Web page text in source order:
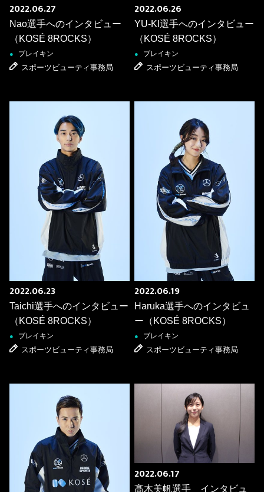
2022.06.27
Nao選手へのインタビュー
（KOSÉ 8ROCKS）
● ブレイキン
スポーツビューティ事務局
2022.06.26
YU-KI選手へのインタビュー
（KOSÉ 8ROCKS）
● ブレイキン
スポーツビューティ事務局
2022.06.23
Taichi選手へのインタビュー
（KOSÉ 8ROCKS）
● ブレイキン
スポーツビューティ事務局
2022.06.19
Haruka選手へのインタビュ
ー（KOSÉ 8ROCKS）
● ブレイキン
スポーツビューティ事務局
2022.06.17
髙木美帆選手 インタビュ